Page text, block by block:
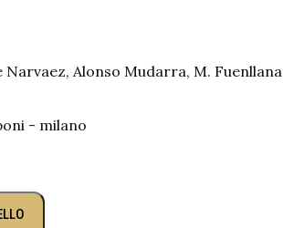
Narvaez, Alonso Mudarra, M. Fuenllana
- milano